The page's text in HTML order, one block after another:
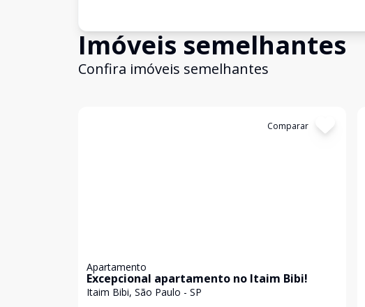
Imóveis semelhantes
Confira imóveis semelhantes
Comparar
Apartamento
Excepcional apartamento no Itaim Bibi!
Itaim Bibi, São Paulo - SP